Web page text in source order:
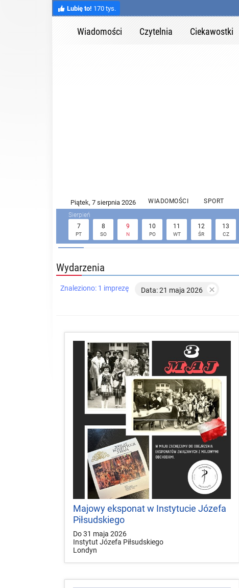
Lubię to! 170 tys.
Wiadomości Czytelnia Ciekawostki
WIADOMOŚCI SPORT
7
PT
8
SO
9
N
10
PO
11
WT
12
ŚR
13
CZ
Wydarzenia
Znaleziono: 1 imprezę Data: 21 maja 2026 
Majowy eksponat w Instytucie Józefa
Piłsudskiego
Do 31 maja 2026
Instytut Józefa Piłsudskiego
Londyn